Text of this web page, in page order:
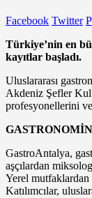
Facebook Twitter
Türkiye’nin en
kayıtlar başladı.
Uluslararası
Akdeniz Şefler
profesyonellerini
GastroAntalya,
aşçılardan
Yerel mutfaklardan
Katılımcılar,